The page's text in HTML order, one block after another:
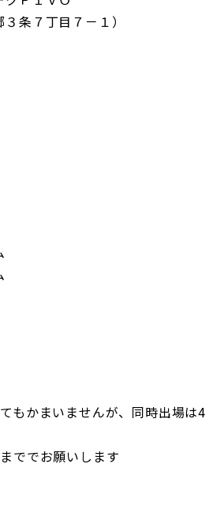
条７丁目７－１）
もかまいませんが、同時出場は4
ででお願いします